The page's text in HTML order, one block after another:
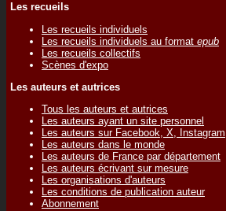
Les recueils
Les recueils individuels
Les recueils individuels au format epub
Les recueils collectifs
Scènes d'expo
Les auteurs et autrices
Tous les auteurs et autrices
Les auteurs ayant un site personnel
Les auteurs sur Facebook, X, Instagram
Les auteurs dans le monde
Les auteurs de France par département
Les auteurs écrivant sur mesure
Les organisations d'auteurs
Les conditions de publication auteur
Abonnement